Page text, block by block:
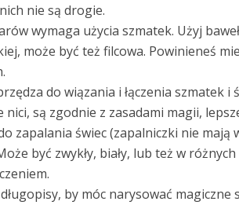
nie są drogie.
wymaga użycia szmatek. Użyj
może być też filcowa. Powinieneś
do wiązania i łączenia szmatek i
nici, są zgodnie z zasadami magii,
zapalania świec (zapalniczki nie mają
być zwykły, biały, lub też w
by móc narysować magiczne